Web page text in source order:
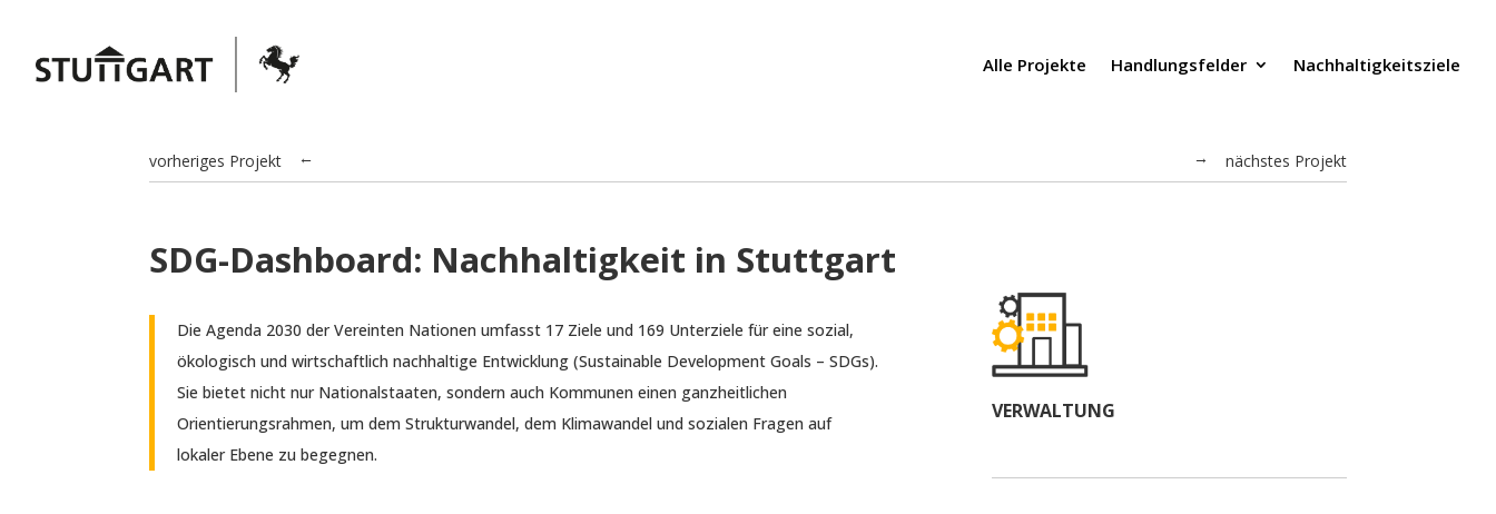
Alle Projekte Handlungsfelder Nachhaltigkeitsziele
← nächstes Projekt
vorheriges Projekt →
SDG-Dashboard: Nachhaltigkeit in Stuttgart
Die Agenda 2030 der Vereinten Nationen umfasst 17 Ziele und 169 Unterziele für eine sozial,
ökologisch und wirtschaftlich nachhaltige Entwicklung (Sustainable Development Goals – SDGs).
Sie bietet nicht nur Nationalstaaten, sondern auch Kommunen einen ganzheitlichen
Orientierungsrahmen, um dem Strukturwandel, dem Klimawandel und sozialen Fragen auf
lokaler Ebene zu begegnen.
VERWALTUNG